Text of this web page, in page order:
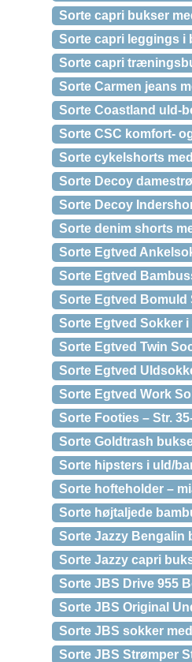
Sorte capri bukser
Sorte capri leggings i
Sorte capri
Sorte Carmen jeans
Sorte Coastland uld-
Sorte CSC komfort-
Sorte cykelshorts
Sorte Decoy
Sorte Decoy
Sorte denim shorts
Sorte Egtved
Sorte Egtved
Sorte Egtved Bomuld
Sorte Egtved Sokker i
Sorte Egtved Twin
Sorte Egtved
Sorte Egtved Work
Sorte Footies – Str.
Sorte Goldtrash
Sorte hipsters i uld/
Sorte hofteholder –
Sorte højtaljede
Sorte Jazzy Bengalin
Sorte Jazzy capri
Sorte JBS Drive 955
Sorte JBS Original
Sorte JBS sokker
Sorte JBS Strømper